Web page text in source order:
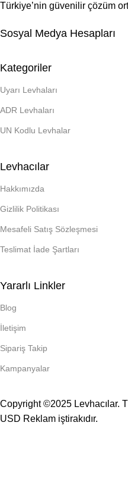
Türkiye’nin güvenilir çözüm
Sosyal Medya Hesapları
Kategoriler
Uyarı Levhaları
ADR Levhaları
UN Kodlu Levhalar
Levhacılar
Hakkımızda
Gizlilik Politikası
Mesafeli Satış Sözleşmesi
Teslimat İade Şartları
Yararlı Linkler
Blog
İletişim
Sipariş Takip
Kampanyalar
Copyright ©2025 Levhacılar.
USD Reklam iştirakıdır.